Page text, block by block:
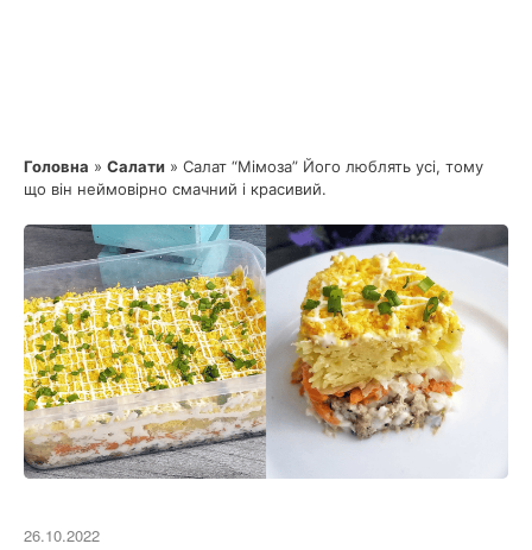
Головна » Салати » Салат “Мімоза” Його люблять усі, тому
що він неймовірно смачний і красивий.
26.10.2022